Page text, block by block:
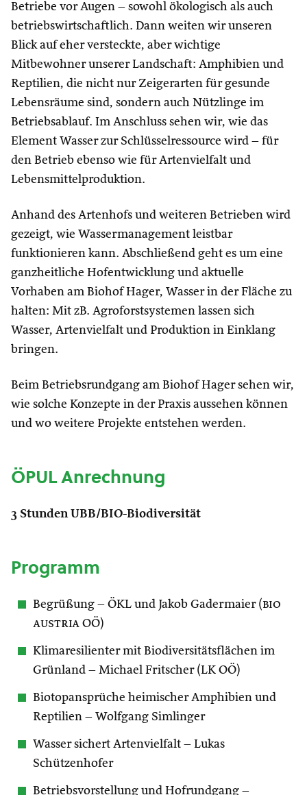
Betriebe vor Augen – sowohl ökologisch als auch
betriebswirtschaftlich. Dann weiten wir unseren
Blick auf eher versteckte, aber wichtige
Mitbewohner unserer Landschaft: Amphibien und
Reptilien, die nicht nur Zeigerarten für gesunde
Lebensräume sind, sondern auch Nützlinge im
Betriebsablauf. Im Anschluss sehen wir, wie das
Element Wasser zur Schlüsselressource wird – für
den Betrieb ebenso wie für Artenvielfalt und
Lebensmittelproduktion.
Anhand des Artenhofs und weiteren Betrieben wird
gezeigt, wie Wassermanagement leistbar
funktionieren kann. Abschließend geht es um eine
ganzheitliche Hofentwicklung und aktuelle
Vorhaben am Biohof Hager, Wasser in der Fläche zu
halten: Mit zB. Agroforstsystemen lassen sich
Wasser, Artenvielfalt und Produktion in Einklang
bringen.
Beim Betriebsrundgang am Biohof Hager sehen wir,
wie solche Konzepte in der Praxis aussehen können
und wo weitere Projekte entstehen werden.
ÖPUL Anrechnung
3 Stunden UBB/BIO-Biodiversität
Programm
Begrüßung – ÖKL und Jakob Gadermaier (bio
austria OÖ)
Klimaresilienter mit Biodiversitätsflächen im
Grünland – Michael Fritscher (LK OÖ)
Biotopansprüche heimischer Amphibien und
Reptilien – Wolfgang Simlinger
Wasser sichert Artenvielfalt – Lukas
Schützenhofer
Betriebsvorstellung und Hofrundgang –